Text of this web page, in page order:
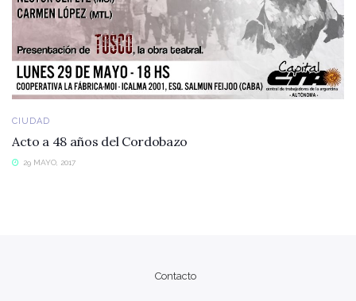
CIUDAD
Acto a 48 años del Cordobazo
29 MAYO, 2017
Contacto